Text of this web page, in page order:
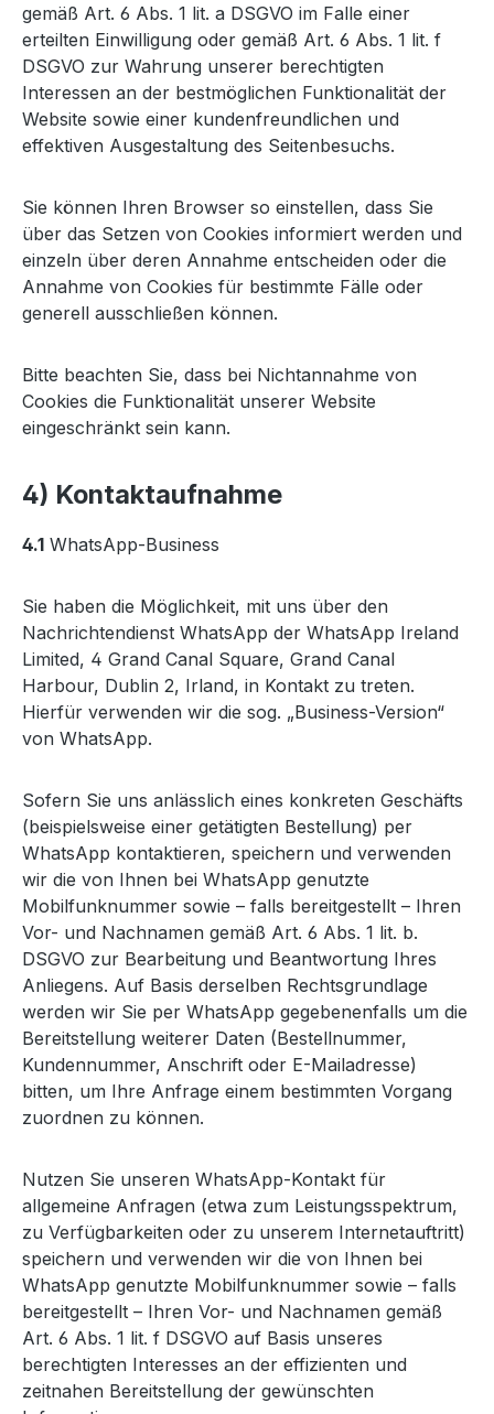
gemäß Art. 6 Abs. 1 lit. a DSGVO im Falle einer
erteilten Einwilligung oder gemäß Art. 6 Abs. 1 lit. f
DSGVO zur Wahrung unserer berechtigten
Interessen an der bestmöglichen Funktionalität der
Website sowie einer kundenfreundlichen und
effektiven Ausgestaltung des Seitenbesuchs.
Sie können Ihren Browser so einstellen, dass Sie
über das Setzen von Cookies informiert werden und
einzeln über deren Annahme entscheiden oder die
Annahme von Cookies für bestimmte Fälle oder
generell ausschließen können.
Bitte beachten Sie, dass bei Nichtannahme von
Cookies die Funktionalität unserer Website
eingeschränkt sein kann.
4) Kontaktaufnahme
4.1 WhatsApp-Business
Sie haben die Möglichkeit, mit uns über den
Nachrichtendienst WhatsApp der WhatsApp Ireland
Limited, 4 Grand Canal Square, Grand Canal
Harbour, Dublin 2, Irland, in Kontakt zu treten.
Hierfür verwenden wir die sog. „Business-Version“
von WhatsApp.
Sofern Sie uns anlässlich eines konkreten Geschäfts
(beispielsweise einer getätigten Bestellung) per
WhatsApp kontaktieren, speichern und verwenden
wir die von Ihnen bei WhatsApp genutzte
Mobilfunknummer sowie – falls bereitgestellt – Ihren
Vor- und Nachnamen gemäß Art. 6 Abs. 1 lit. b.
DSGVO zur Bearbeitung und Beantwortung Ihres
Anliegens. Auf Basis derselben Rechtsgrundlage
werden wir Sie per WhatsApp gegebenenfalls um die
Bereitstellung weiterer Daten (Bestellnummer,
Kundennummer, Anschrift oder E-Mailadresse)
bitten, um Ihre Anfrage einem bestimmten Vorgang
zuordnen zu können.
Nutzen Sie unseren WhatsApp-Kontakt für
allgemeine Anfragen (etwa zum Leistungsspektrum,
zu Verfügbarkeiten oder zu unserem Internetauftritt)
speichern und verwenden wir die von Ihnen bei
WhatsApp genutzte Mobilfunknummer sowie – falls
bereitgestellt – Ihren Vor- und Nachnamen gemäß
Art. 6 Abs. 1 lit. f DSGVO auf Basis unseres
berechtigten Interesses an der effizienten und
zeitnahen Bereitstellung der gewünschten